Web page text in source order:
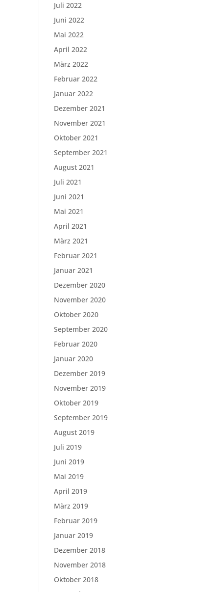
Juli 2022
Juni 2022
Mai 2022
April 2022
März 2022
Februar 2022
Januar 2022
Dezember 2021
November 2021
Oktober 2021
September 2021
August 2021
Juli 2021
Juni 2021
Mai 2021
April 2021
März 2021
Februar 2021
Januar 2021
Dezember 2020
November 2020
Oktober 2020
September 2020
Februar 2020
Januar 2020
Dezember 2019
November 2019
Oktober 2019
September 2019
August 2019
Juli 2019
Juni 2019
Mai 2019
April 2019
März 2019
Februar 2019
Januar 2019
Dezember 2018
November 2018
Oktober 2018